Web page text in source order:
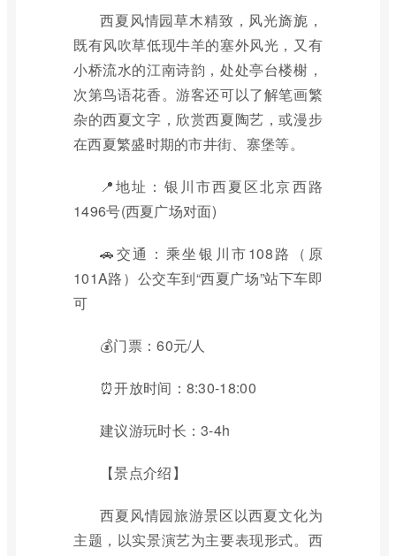
西夏风情园草木精致，风光旖旎，
既有风吹草低现牛羊的塞外风光，又有
小桥流水的江南诗韵，处处亭台楼榭，
次第鸟语花香。游客还可以了解笔画繁
杂的西夏文字，欣赏西夏陶艺，或漫步
在西夏繁盛时期的市井街、寨堡等。
📍地址：银川市西夏区北京西路
1496号(西夏广场对面)
🚗交通：乘坐银川市108路（原
101A路）公交车到“西夏广场”站下车即
可
💰门票：60元/人
⏰开放时间：8:30-18:00
建议游玩时长：3-4h
【景点介绍】
西夏风情园旅游景区以西夏文化为
主题，以实景演艺为主要表现形式。西